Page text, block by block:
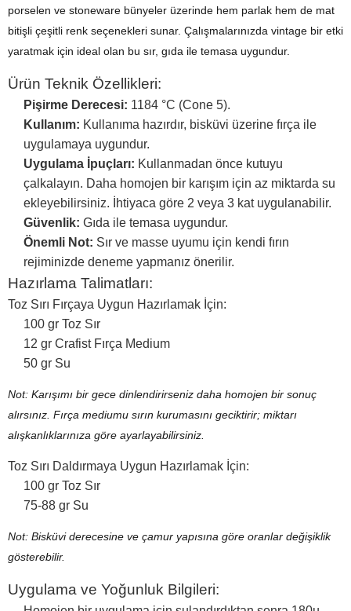
porselen ve stoneware bünyeler üzerinde hem parlak hem de mat
bitişli çeşitli renk seçenekleri sunar. Çalışmalarınızda vintage bir etki
yaratmak için ideal olan bu sır, gıda ile temasa uygundur.
Ürün Teknik Özellikleri:
Pişirme Derecesi: 1184 °C (Cone 5).
Kullanım: Kullanıma hazırdır, bisküvi üzerine fırça ile
uygulamaya uygundur.
Uygulama İpuçları: Kullanmadan önce kutuyu
çalkalayın. Daha homojen bir karışım için az miktarda su
ekleyebilirsiniz. İhtiyaca göre 2 veya 3 kat uygulanabilir.
Güvenlik: Gıda ile temasa uygundur.
Önemli Not: Sır ve masse uyumu için kendi fırın
rejiminizde deneme yapmanız önerilir.
Hazırlama Talimatları:
Toz Sırı Fırçaya Uygun Hazırlamak İçin:
100 gr Toz Sır
12 gr Crafist Fırça Medium
50 gr Su
Not: Karışımı bir gece dinlendirirseniz daha homojen bir sonuç
alırsınız. Fırça mediumu sırın kurumasını geciktirir; miktarı
alışkanlıklarınıza göre ayarlayabilirsiniz.
Toz Sırı Daldırmaya Uygun Hazırlamak İçin:
100 gr Toz Sır
75-88 gr Su
Not: Bisküvi derecesine ve çamur yapısına göre oranlar değişiklik
gösterebilir.
Uygulama ve Yoğunluk Bilgileri: